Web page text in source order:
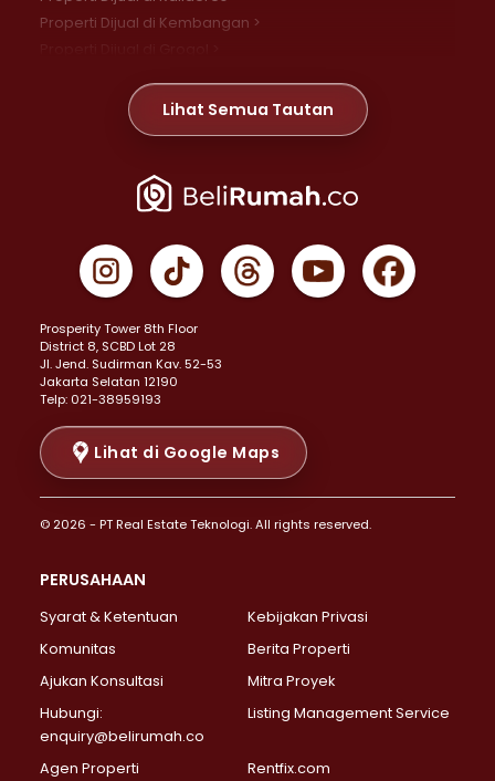
Properti Dijual di Kembangan >
Properti Dijual di Meruya >
Properti Dijual di Jelambar >
Properti Dijual di Jakarta Pusat >
Properti Dijual di Gambir >
Properti Dijual di Johar Baru >
Properti Dijual di Menteng >
Properti Dijual di Senen >
Properti Dijual di Tanah Abang >
Properti Dijual di Cikini >
Properti Dijual di Kramat >
Properti Dijual di Pasar Baru >
Properti Dijual di Bendungan Hilir >
Properti Dijual di Jakarta Selatan >
Properti Dijual di Lebak Bulus >
Properti Dijual di Gandaria Selatan >
Properti Dijual di Pondok Labu >
Properti Dijual di Lenteng Agung >
Properti Dijual di Senayan >
Properti Dijual di Pondok Pinang >
Lihat Semua Tautan
Prosperity Tower 8th Floor
District 8, SCBD Lot 28
JI. Jend. Sudirman Kav. 52-53
Jakarta Selatan 12190
Telp: 021-38959193
Lihat di Google Maps
© 2026 - PT Real Estate Teknologi. All rights reserved.
PERUSAHAAN
Syarat & Ketentuan
Kebijakan Privasi
Komunitas
Berita Properti
Ajukan Konsultasi
Mitra Proyek
Hubungi:
enquiry@belirumah.co
Listing Management Service
Agen Properti Rentfix.com